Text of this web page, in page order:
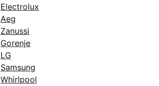
Electrolux
Aeg
Zanussi
Gorenje
LG
Samsung
Whirlpool